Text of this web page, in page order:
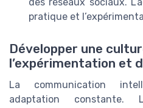
pratique et
Développer une
l’expérimentation et
La communication
adaptation